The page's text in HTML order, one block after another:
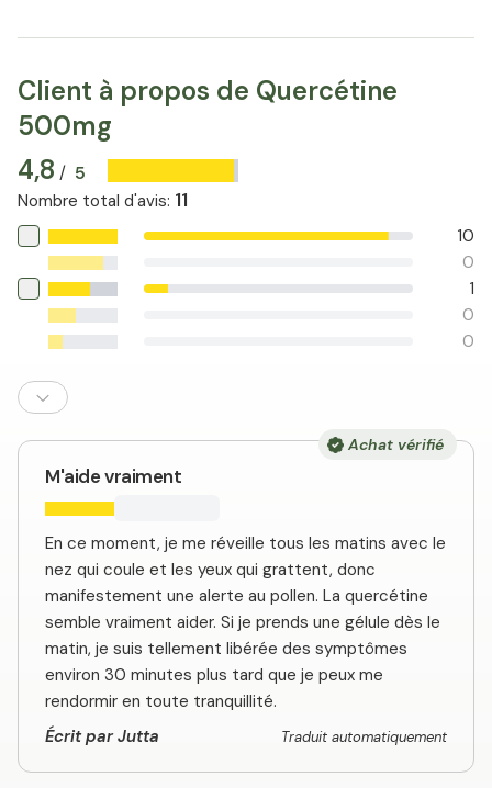
Client à propos de Quercétine
500mg
4,8 / 5
Nombre total d'avis: 11
10
0
1
0
0
Achat vérifié
M'aide vraiment
En ce moment, je me réveille tous les matins avec le
nez qui coule et les yeux qui grattent, donc
manifestement une alerte au pollen. La quercétine
semble vraiment aider. Si je prends une gélule dès le
matin, je suis tellement libérée des symptômes
environ 30 minutes plus tard que je peux me
rendormir en toute tranquillité.
Écrit par Jutta
Traduit automatiquement